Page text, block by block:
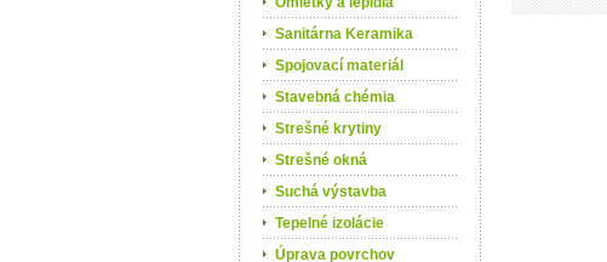
Sanitárna Keramika
Spojovací materiál
Stavebná chémia
Strešné krytiny
Strešné okná
Suchá výstavba
Tepelné izolácie
Úprava povrchov